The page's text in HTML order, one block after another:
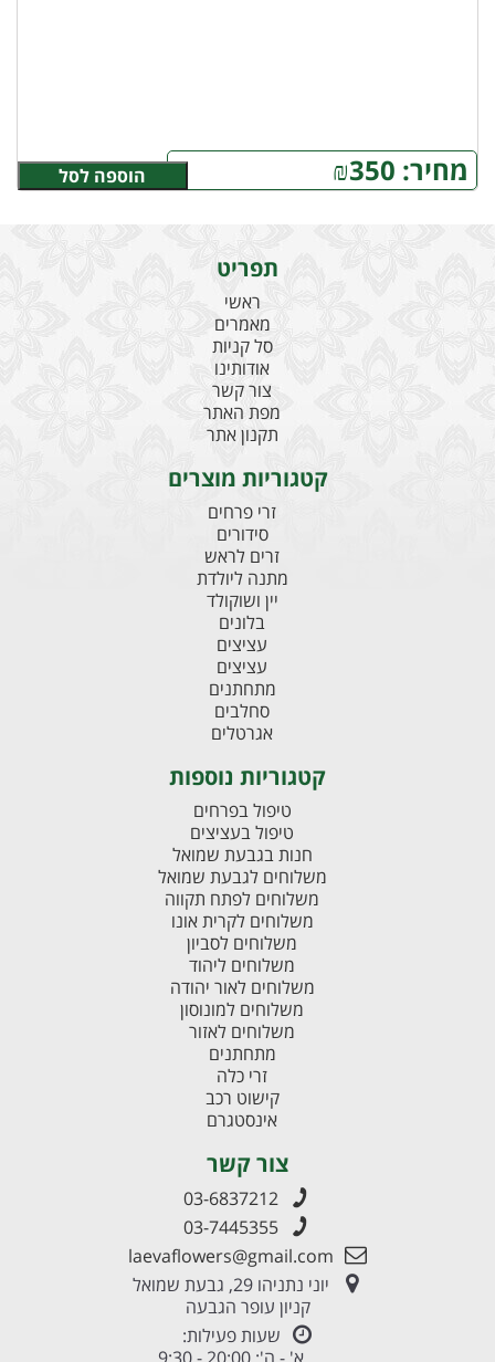
מחיר: ₪350 הוספה לסל
תפריט
ראשי
מאמרים
סל קניות
אודותינו
צור קשר
מפת האתר
תקנון אתר
קטגוריות מוצרים
זרי פרחים
סידורים
זרים לראש
מתנה ליולדת
יין ושוקולד
בלונים
עציצים
עציצים
מתחתנים
סחלבים
אגרטלים
קטגוריות נוספות
טיפול בפרחים
טיפול בעציצים
חנות בגבעת שמואל
משלוחים לגבעת שמואל
משלוחים לפתח תקווה
משלוחים לקרית אונו
משלוחים לסביון
משלוחים ליהוד
משלוחים לאור יהודה
משלוחים למונוסון
משלוחים לאזור
מתחתנים
זרי כלה
קישוט רכב
אינסטגרם
צור קשר
03-6837212
03-7445355
laevaflowers@gmail.com
יוני נתניהו 29, גבעת שמואל
קניון עופר הגבעה
שעות פעילות: